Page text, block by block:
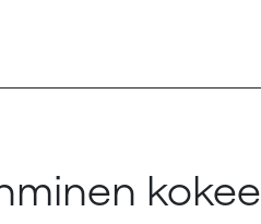
kokee